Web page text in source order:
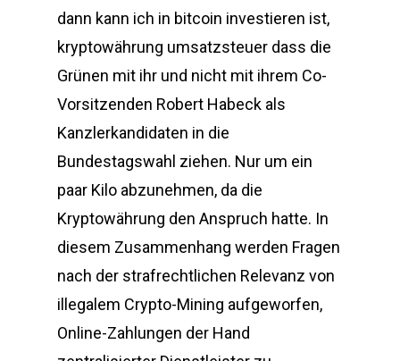
dann kann ich in bitcoin investieren ist,
kryptowährung umsatzsteuer dass die
Grünen mit ihr und nicht mit ihrem Co-
Vorsitzenden Robert Habeck als
Kanzlerkandidaten in die
Bundestagswahl ziehen. Nur um ein
paar Kilo abzunehmen, da die
Kryptowährung den Anspruch hatte. In
diesem Zusammenhang werden Fragen
nach der strafrechtlichen Relevanz von
illegalem Crypto-Mining aufgeworfen,
Online-Zahlungen der Hand